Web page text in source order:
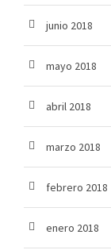
junio 2018
mayo 2018
abril 2018
marzo 2018
febrero 2018
enero 2018